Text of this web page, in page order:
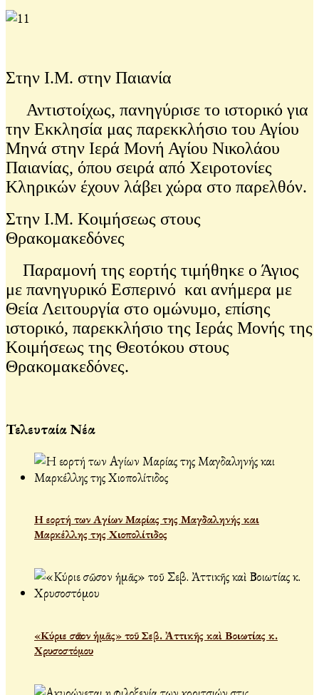
Στην Ι.Μ. στην Παιανία
Αντιστοίχως, πανηγύρισε το ιστορικό για
την Εκκλησία μας παρεκκλήσιο του Αγίου
Μηνά στην Ιερά Μονή Αγίου Νικολάου
Παιανίας, όπου σειρά από Χειροτονίες
Κληρικών έχουν λάβει χώρα στο παρελθόν.
Στην Ι.Μ. Κοιμήσεως στους
Θρακομακεδόνες
Παραμονή της εορτής τιμήθηκε ο Άγιος
με πανηγυρικό Εσπερινό και ανήμερα με
Θεία Λειτουργία στο ομώνυμο, επίσης
ιστορικό, παρεκκλήσιο της Ιεράς Μονής της
Κοιμήσεως της Θεοτόκου στους
Θρακομακεδόνες.
Τελευταία Νέα
Η εορτή των Αγίων Μαρίας της Μαγδαληνής και
Μαρκέλλης της Χιοπολίτιδος
«Κύριε σῶσον ἡμᾶς» τοῦ Σεβ. Ἀττικῆς καὶ Βοιωτίας κ.
Χρυσοστόμου